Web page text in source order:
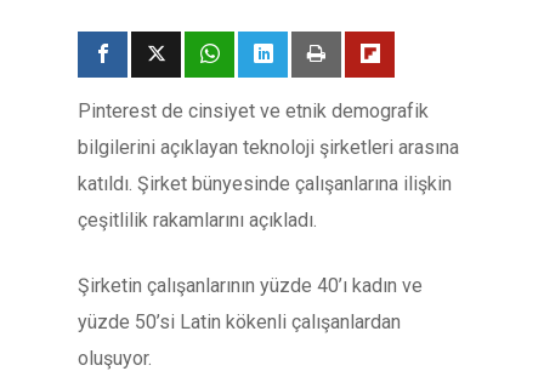
Pinterest de cinsiyet ve etnik demografik
bilgilerini açıklayan teknoloji şirketleri arasına
katıldı. Şirket bünyesinde çalışanlarına ilişkin
çeşitlilik rakamlarını açıkladı.
Şirketin çalışanlarının yüzde 40’ı kadın ve
yüzde 50’si Latin kökenli çalışanlardan
oluşuyor.